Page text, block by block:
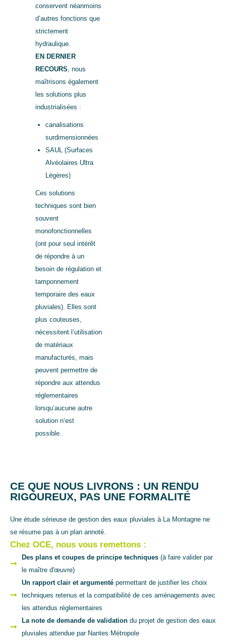
conservent néanmoins
d’autres fonctions que
strictement
hydraulique.
EN DERNIER
RECOURS , nous
maîtrisons également
les solutions plus
industrialisées :
canalisations
surdimensionnées
SAUL (Surfaces
Alvéolaires Ultra
Légères)
Ces solutions
techniques sont bien
souvent
monofonctionnelles
(ont pour seul intérêt
de répondre à un
besoin de régulation et
tamponnement
temporaire des eaux
pluviales). Elles sont
plus couteuses,
nécessitent l’utilisation
de matériaux
manufacturés, mais
peuvent permettre de
répondre aux attendus
réglementaires
lorsqu’aucune autre
solution n’est
possible.
CE QUE NOUS LIVRONS : UN RENDU
RIGOUREUX, PAS UNE FORMALITÉ
Une étude sérieuse de gestion des eaux pluviales à La Montagne ne
se résume pas à un plan annoté.
Chez OCE, nous vous remettons :
Des plans et coupes de principe techniques (à faire valider par
le maître d'œuvre)
Un rapport clair et argumenté permettant de justifier les choix
techniques retenus et la compatibilité de ces aménagements avec
les attendus réglementaires
La note de demande de validationdu projet de gestion des eaux
pluviales attendue par Nantes Métropole